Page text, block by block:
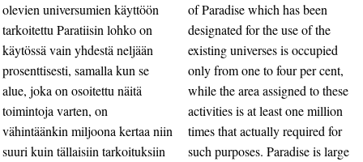
olevien universumien käyttöön
tarkoitettu Paratiisin lohko on
käytössä vain yhdestä neljään
prosenttisesti, samalla kun se
alue, joka on osoitettu näitä
toimintoja varten, on
vähintäänkin miljoona kertaa niin
suuri kuin tällaisiin tarkoituksiin
of Paradise which has been
designated for the use of the
existing universes is occupied
only from one to four per cent,
while the area assigned to these
activities is at least one million
times that actually required for
such purposes. Paradise is large